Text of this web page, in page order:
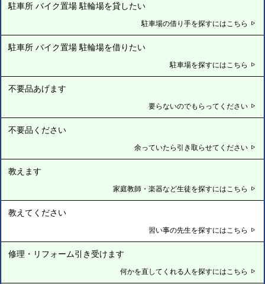
駐車所 バイク置場 駐輪場を貸したい
駐車場の借り手を探すにはこちら
駐車所 バイク置場 駐輪場を借りたい
駐車場を探すにはこちら
不要品あげます
要らないのでもらってください
不要品ください
余っていたら引き取らせてください
教えます
家庭教師・楽器など生徒を探すにはこちら
教えてください
習い事の先生を探すにはこちら
修理・リフォーム引き受けます
何かを直してくれる人を探すにはこちら